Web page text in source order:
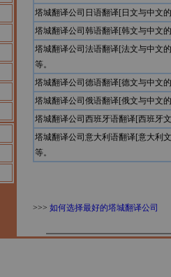
塔城翻译公司日语翻译[日文与中文
塔城翻译公司韩语翻译[韩文与中文
塔城翻译公司法语翻译[法文与中文
等。
塔城翻译公司德语翻译[德文与中文
塔城翻译公司俄语翻译[俄文与中文
塔城翻译公司西班牙语翻译[西班牙
塔城翻译公司意大利语翻译[意大利
等。
>>> 如何选择最好的塔城翻译公司